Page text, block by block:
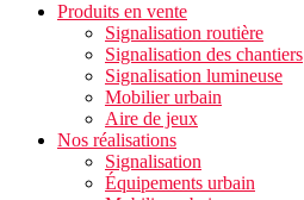
Produits en vente
Signalisation routière
Signalisation des chantiers
Signalisation lumineuse
Mobilier urbain
Aire de jeux
Nos réalisations
Signalisation
Équipements urbain